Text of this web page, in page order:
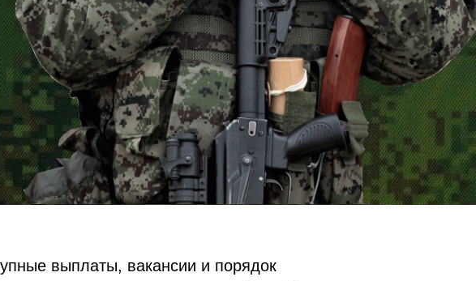
выплаты, вакансии и порядок